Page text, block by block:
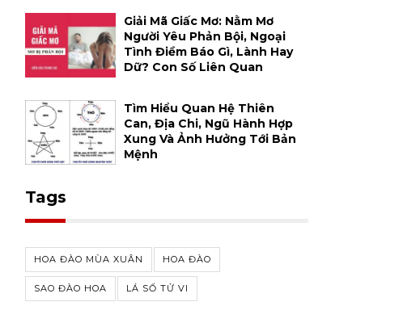
Giải Mã Giấc Mơ: Nằm Mơ
Người Yêu Phản Bội, Ngoại
Tình Điềm Báo Gì, Lành Hay
Dữ? Con Số Liên Quan
Tìm Hiểu Quan Hệ Thiên
Can, Địa Chi, Ngũ Hành Hợp
Xung Và Ảnh Hưởng Tới Bản
Mệnh
Tags
HOA ĐÀO MÙA XUÂN HOA ĐÀO
SAO ĐÀO HOA LÁ SỐ TỬ VI